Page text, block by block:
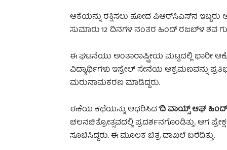
ಆಕೆಯನ್ನು ರಕ್ಷಿಸಲು ಹೋದ ಪಿಆರ್‌ಸಿಎಸ್‌ನ ಇಬ್ಬರು
ಸುಮಾರು 12 ದಿನಗಳ ನಂತರ ಹಿಂದ್ ರಜಬ್‌ಳ ಶವ
ಈ ಘಟನೆಯು ಅಂತಾರಾಷ್ಟ್ರೀಯ ಮಟ್ಟದಲ್ಲಿ ಭಾರೀ
ವಿದ್ಯಾರ್ಥಿಗಳು ಇಸ್ರೇಲ್ ಸೇನೆಯ ಆಕ್ರಮಣವನ್ನು
ಮರುನಾಮಕರಣ ಮಾಡಿದ್ದರು.
ಈಕೆಯ ಕಥೆಯನ್ನು ಆಧರಿಸಿದ‘ದಿ ವಾಯ್ಸ್ ಆಫ್
ಚಲನಚಿತ್ರೋತ್ಸವದಲ್ಲಿ ಪ್ರದರ್ಶನಗೊಂಡಿತ್ತು. ಆಗ
ಸೂಚಿಸಿದ್ದರು. ಈ ಮೂಲಕ ಚಿತ್ರ ದಾಖಲೆ ಬರೆದಿತ್ತು.